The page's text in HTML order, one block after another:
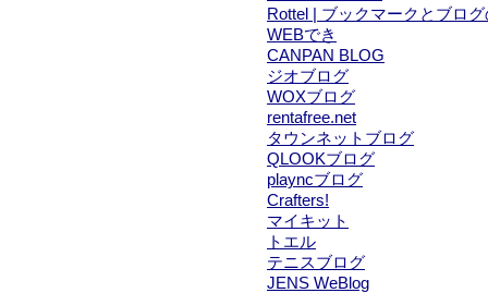
Rottel | ブックマークとブロ
WEBでき
CANPAN BLOG
ジオブログ
WOXブログ
rentafree.net
タウンネットブログ
QLOOKブログ
playncブログ
Crafters!
マイキット
トエル
テニスブログ
JENS WeBlog